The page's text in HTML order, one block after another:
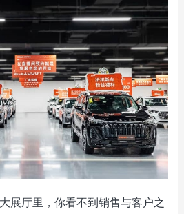
展厅里，你看不到销售与客户之